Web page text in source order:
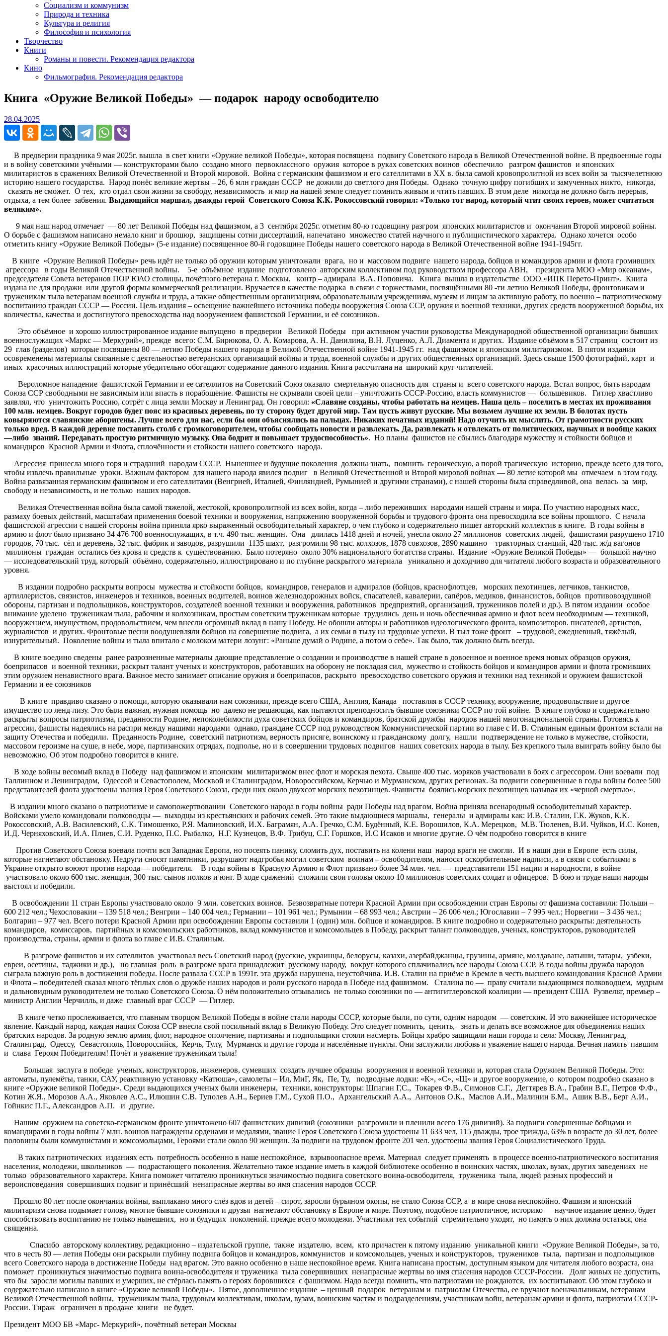
Социализм и коммунизм
Природа и техника
Культура и религия
Философия и психология
Творчество
Книги
Романы и повести. Рекомендация редактора
Кино
Фильмография. Рекомендация редактора
Книга «Оружие Великой Победы» — подарок народу освободителю
28.04.202528.04.2025
В предверии праздника 9 мая 2025г. вышла в свет книги «Оружие великой Победы», которая посвящена подвигу Советского народа в Великой Отечественной войне. В предвоенные годы
и в войну советскими учёными — конструкторами было создано много первоклассного оружия которое в руках советских воинов обеспечило разгром фашистов и японских
милитаристов в сражениях Великой Отечественной и Второй мировой. Война с германским фашизмом и его сателлитами в ХХ в. была самой кровопролитной из всех войн за тысячелетнюю
историю нашего государства. Народ понёс великие жертвы – 26, 6 млн граждан СССР не дожили до светлого дня Победы. Однако точную цифру погибших и замученных никто, никогда,
сказать не сможет. О тех, кто отдал свои жизни за свободу, независимость и мир на нашей земле следует помнить живым и чтить павших. В этом деле никогда не должно быть перерыв,
отдыха, а тем более забвения. Выдающийся маршал, дважды герой Советского Союза К.К. Рокоссовский говорил: «Только тот народ, который чтит своих героев, может считаться
великим».
9 мая наш народ отмечает — 80 лет Великой Победы над фашизмом, а 3 сентября 2025г. отметим 80-ю годовщину разгром японских милитаристов и окончания Второй мировой войны.
О борьбе с фашизмом написано немало книг и брошюр, защищены сотни диссертаций, напечатано множество статей научного и публицистического характера. Однако хочется особо
отметить книгу «Оружие Великой Победы» (5-е издание) посвященное 80-й годовщине Победы нашего советского народа в Великой Отечественной войне 1941-1945гг.
В книге «Оружие Великой Победы» речь идёт не только об оружии которым уничтожали врага, но и массовом подвиге нашего народа, бойцов и командиров армии и флота громивших
агрессора в годы Великой Отечественной войны. 5-е объёмное издание подготовлено авторским коллективом под руководством профессора АВН, президента МОО «Мир океанам»,
председателя Совета ветеранов ПОР ЮАО столицы, почётного ветерана г. Москвы, контр – адмирала В.А. Поповича. Книга вышла в издательстве ООО «ИПК Перето-Принт». Книга
издана не для продажи или другой формы коммерческой реализации. Вручается в качестве подарка в связи с торжествами, посвящёнными 80 -ти летию Великой Победы, фронтовикам и
труженикам тыла ветеранам военной службы и труда, а также общественным организациям, образовательным учреждениям, музеям и лицам за активную работу, по военно – патриотическому
воспитанию граждан СССР — России. Цель издания – освещение важнейшего источника победы вооружения Союза ССР, оружия и военной техники, других средств вооруженной борьбы, их
количества, качества и достигнутого превосходства над вооружением фашистской Германии, и её союзников.
Это объёмное и хорошо иллюстрированное издание выпущено в предверии Великой Победы при активном участии руководства Международной общественной организации бывших
военнослужащих «Маркс — Меркурий», прежде всего: С.М. Бирюкова, О. А. Комарова, А. Н. Данилина, В.Н. Луценко, А.Л. Диамента и других. Издание объёмом в 517 страниц состоит из
29 глав (разделов) которые посвящены 80 — летию Победы нашего народа в Великой Отечественной войне 1941-1945 гг. над фашизмом и японским милитаризмом. В пятом издании
осовременены материалы связанные с деятельностью ветеранских организаций войны и труда, военной службы и других общественных организаций. Здесь свыше 1500 фотографий, карт и
иных красочных иллюстраций которые убедительно обогащают содержание данного издания. Книга рассчитана на широкий круг читателей.
Вероломное нападение фашистской Германии и ее сателлитов на Советский Союз оказало смертельную опасность для страны и всего советского народа. Встал вопрос, быть народам
Союза ССР свободными не зависимым или впасть в порабощение. Фашисты не скрывали своей цели – уничтожить СССР-Россию, власть коммунистов — большевиков. Гитлер хвастливо
заявлял, что уничтожить Россию, сотрёт с лица земли Москву и Ленинград. Он говорил: «Славяне созданы, чтобы работать на немцев. Наша цель – поселить в местах их проживания
100 млн. немцев. Вокруг городов будет пояс из красивых деревень, по ту сторону будет другой мир. Там пусть живут русские. Мы возьмем лучшие их земли. В болотах пусть
ковыряются славянские аборигены. Лучше всего для нас, если бы они объяснялись на пальцах. Никаких печатных изданий! Надо отучить их мыслить. От грамотности русских
только вред. В каждой деревне поставить столб с громкоговорителем, чтобы сообщать новости и развлекать. Да, развлекать и отвлекать от политических, научных и вообще каких
—либо знаний. Передавать простую ритмичную музыку. Она бодрит и повышает трудоспособность». Но планы фашистов не сбылись благодаря мужеству и стойкости бойцов и
командиров Красной Армии и Флота, сплочённости и стойкости нашего советского народа.
Агрессия принесла много горя и страданий народам СССР. Нынешнее и будущие поколения должны знать, помнить героическую, а порой трагическую историю, прежде всего для того,
чтобы извлечь правильные уроки. Важным фактором для нашего народа явился подвиг в Великой Отечественной и Второй мировой войнах — 80 летие которой мы отмечаем в этом году.
Война развязанная германским фашизмом и его сателлитами (Венгрией, Италией, Финляндией, Румынией и другими странами), с нашей стороны была справедливой, она велась за мир,
свободу и независимость, и не только наших народов.
Великая Отечественная война была самой тяжелой, жестокой, кровопролитной из всех войн, когда – либо переживших народами нашей страны и мира. По участию народных масс,
размаху боевых действий, масштабам применения боевой техники и вооружения, напряжению вооруженной борьбы и трудового фронта она превосходила все войны прошлого. С начала
фашистской агрессии с нашей стороны война приняла ярко выраженный освободительный характер, о чем глубоко и содержательно пишет авторский коллектив в книге. В годы войны в
армию и флот было призвано 34 476 700 военнослужащих, в т.ч. 490 тыс. женщин. Она длилась 1418 дней и ночей, унесла около 27 миллионов советских людей, фашистами разрушено 1710
городов, 70 тыс. сёл и деревень, 32 тыс. фабрик и заводов, разрушили 1135 шахт, разгромили 98 тыс. колхозов, 1878 совхозов, 2890 машино – тракторных станций, 428 тыс. ж/д вагонов
миллионы граждан остались без крова и средств к существованию. Было потеряно около 30% национального богатства страны. Издание «Оружие Великой Победы» — большой научно
— исследовательский труд, который объёмно, содержательно, иллюстрировано и по глубине раскрытого материала уникально и доходчиво для читателя любого возраста и образовательного
уровня.
В издании подробно раскрыты вопросы мужества и стойкости бойцов, командиров, генералов и адмиралов (бойцов, краснофлотцев, морских пехотинцев, летчиков, танкистов,
артиллеристов, связистов, инженеров и техников, военных водителей, воинов железнодорожных войск, спасателей, кавалерии, сапёров, медиков, финансистов, бойцов противовоздушной
обороны, партизан и подпольщиков, конструкторов, создателей военной техники и вооружения, работников предприятий, организаций, тружеников полей и др.). В пятом издании особое
внимание уделено труженикам тыла, рабочим и колхозникам, простым советским труженикам которые трудились день и ночь обеспечивая армию и флот всем необходимым — техникой,
вооружением, имуществом, продовольствием, чем внесли огромный вклад в нашу Победу. Не обошли авторы и работников идеологического фронта, композиторов. писателей, артистов,
журналистов и других. Фронтовые песни воодушевляли бойцов на совершение подвига, а их семьи в тылу на трудовые успехи. В тыл тоже фронт – трудовой, ежедневный, тяжёлый,
изнурительный. Поколение войны и тыла впитало с молоком матери лозунг: «Раньше думай о Родине, а потом о себе». Так было, так должно быть всегда.
В книге воедино сведены ранее разрозненные материалы дающие представление о создании и производстве в нашей стране в довоенное и военное время новых образцов оружия,
боеприпасов и военной техники, раскрыт талант ученых и конструкторов, работавших на оборону не покладая сил, мужество и стойкость бойцов и командиров армии и флота громивших
этим оружием ненавистного врага. Важное место занимает описание оружия и боеприпасов, раскрыто превосходство советского оружия и техники над техникой и оружием фашистской
Германии и ее союзников
В книге правдиво сказано о помощи, которую оказывали нам союзники, прежде всего США, Англия, Канада поставляя в СССР технику, вооружение, продовольствие и другое
имущество по ленд-лизу. Это была важная, нужная помощь но далеко не решающая, как пытаются преподносить бывшие союзники СССР по той войне. В книге глубоко и содержательно
раскрыты вопросы патриотизма, преданности Родине, непоколебимости духа советских бойцов и командиров, братской дружбы народов нашей многонациональной страны. Готовясь к
агрессии, фашисты надеялись на распри между нашими народами однако, граждане СССР под руководством Коммунистической партии во главе с И. В. Сталиным единым фронтом встали на
защиту Отечества и победили. Преданность Родине, советский патриотизм, верность присяге, воинскому и гражданскому долгу, нашли подтверждение не только в мужестве, стойкости,
массовом героизме на суше, в небе, море, партизанских отрядах, подполье, но и в совершении трудовых подвигов наших советских народа в тылу. Без крепкого тыла выиграть войну было бы
невозможно. Об этом подробно говорится в книге.
В ходе войны весомый вклад в Победу над фашизмом и японским милитаризмом внес флот и морская пехота. Свыше 400 тыс. моряков участвовали в боях с агрессором. Они воевали под
Таллинном и Ленинградом, Одессой и Севастополем, Москвой и Сталинградом, Новороссийском, Керчью и Мурманском, других регионах. За подвиги совершенные в годы войны более 500
представителей флота удостоены звания Героя Советского Союза, среди них около двухсот морских пехотинцев. Фашисты боялись морских пехотинцев называя их «черной смертью».
В издании много сказано о патриотизме и самопожертвовании Советского народа в годы войны ради Победы над врагом. Война приняла всенародный освободительный характер.
Войсками умело командовали полководцы — выходцы из крестьянских и рабочих семей. Это такие выдающиеся маршалы, генералы и адмиралы как: И.В. Сталин, Г.К. Жуков, К.К.
Рокоссовский, А.В. Василевский, С.К. Тимошенко, Р.Я. Малиновский, И.Х. Баграмян, А.А. Гречко, С.М. Будённый, К.Е. Ворошилов, К.А. Мерецков, М.В. Тюленев, В.И. Чуйков, И.С. Конев,
И.Д. Черняховский, И.А. Плиев, С.И. Руденко, П.С. Рыбалко, Н.Г. Кузнецов, В.Ф. Трибуц, С.Г. Горшков, И.С Исаков и многие другие. О чём подробно говорится в книге
Против Советского Союза воевала почти вся Западная Европа, но посеять панику, сломить дух, поставить на колени наш народ враги не смогли. И в наши дни в Европе есть силы,
которые нагнетают обстановку. Недруги сносят памятники, разрушают надгробья могил советским воинам – освободителям, наносят оскорбительные надписи, а в связи с событиями в
Украине открыто воюют против народа — победителя. В годы войны в Красную Армию и Флот призвано более 34 млн. чел. — представители 151 нации и народности, в войне
участвовало около 600 тыс. женщин, 300 тыс. сынов полков и юнг. В ходе сражений сложили свои головы около 10 миллионов советских солдат и офицеров. В бою и труде наши народы
выстоял и победили.
В освобождении 11 стран Европы участвовало около 9 млн. советских воинов. Безвозвратные потери Красной Армии при освобождении стран Европы от фашизма составили: Польши –
600 212 чел.; Чехословакии – 139 518 чел.; Венгрии – 140 004 чел.; Германии – 101 961 чел.; Румынии – 68 993 чел.; Австрии – 26 006 чел.; Югославии – 7 995 чел.; Норвегии – 3 436 чел.;
Болгарии – 977 чел. Всего потери Красной Армии при освобождении Европы составили 1 (один) млн. бойцов и командиров. В книге подробно и содержательно раскрыты: деятельность
командиров, комиссаров, партийных и комсомольских работников, вклад коммунистов и комсомольцев в Победу, раскрыт талант полководцев, ученых, конструкторов, руководителей
производства, страны, армии и флота во главе с И.В. Сталиным.
В разгроме фашистов и их сателлитов участвовал весь Советский народ (русские, украинцы, белорусы, казахи, азербайджанцы, грузины, армяне, молдаване, латыши, татары, узбеки,
евреи, осетины, таджики и др.), но главная роль в разгроме врага принадлежит русскому народу, вокруг которого сплачивались все народы Союза ССР. В годы войны дружба народов
сыграла важную роль в достижении победы. После развала СССР в 1991г. эта дружба нарушена, неустойчива. И.В. Сталин на приёме в Кремле в честь высшего командования Красной Армии
и Флота – победителей сказал много тёплых слов о дружбе наших народов и роли русского народа в Победе над фашизмом. Сталина по — праву считали выдающимся полководцем, мудрым
и дальновидным руководителем не только Советского Союза. О нём положительно отзывались не только союзники по — антигитлеровской коалиции — президент США Рузвельт, премьер –
министр Англии Черчилль, и даже главный враг СССР — Гитлер.
В книге четко прослеживается, что главным творцом Великой Победы в войне стали народы СССР, которые были, по сути, одним народом — советским. И это важнейшее историческое
явление. Каждый народ, каждая нация Союза ССР внесла свой посильный вклад в Великую Победу. Это следует помнить, ценить, знать и делать все возможное для объединения наших
братских народов. За родную землю армия, флот, народное ополчение, партизаны и подпольщики стояли насмерть. Бойцы храбро защищали наши города и села: Москву, Ленинград,
Сталинград, Одессу, Севастополь, Новороссийск, Керчь, Тулу, Мурманск и другие города и населённые пункты. Они заслужили любовь и уважение нашего народа. Вечная память павшим
и слава Героям Победителям! Почёт и уважение труженикам тыла!
Большая заслуга в победе ученых, конструкторов, инженеров, сумевших создать лучшее образцы вооружения и военной техники и, которая стала Оружием Великой Победы. Это:
автоматы, пулемёты, танки, САУ, реактивную установку «Катюша», самолеты – Ил, МиГ, Як, Пе, Ту, подводные лодки: «К», «С», «Щ» и другое вооружение, о котором подробно сказано в
книге «Оружие великой Победы». Среди выдающихся ученых были инженеры, техники, конструкторы: Шпагин Г,С., Токарев Ф.В., Симонов С.Г., Дегтярев В.А., Грабин В.Г., Петров Ф.Ф.,
Котин Ж.Я., Морозов А.А., Яковлев А.С., Илюшин С.В. Туполев А.Н., Бериев Г.М., Сухой П.О., Архангельский А.А., Антонов О.К., Маслов А.И., Малинин Б.М., Ашик В.В., Берг А.И.,
Гойнкис П.Г., Александров А.П. и другие.
Нашим оружием на советско-германском фронте уничтожено 607 фашистских дивизий (союзники разгромили и пленили всего 176 дивизий). За подвиги совершенные бойцами и
командирами в годы войны 7 млн. воинов награждены орденами и медалями, звание Героя Советского Союза удостоены 11 633 чел, 115 дважды, трое трижды, 63% в возрасте до 30 лет, более
половины были коммунистами и комсомольцами, Героями стали около 90 женщин. За подвиги на трудовом фронте 201 чел. удостоены звания Героя Социалистического Труда.
В таких патриотических изданиях есть потребность особенно в наше неспокойное, взрывоопасное время. Материал следует применять в процессе военно-патриотического воспитания
населения, молодежи, школьников — подрастающего поколения. Желательно такое издание иметь в каждой библиотеке особенно в воинских частях, школах, вузах, других заведениях не
только образовательного характера. Книга поможет читателю проникнуться значимостью подвига советского воина-освободителя, труженика тыла, людей разных профессий и
вероисповедания совершивших подвиг и принёсший ненапрасные жертвы во имя спасения народов СССР.
Прошло 80 лет после окончания войны, выплакано много слёз вдов и детей – сирот, заросли бурьяном окопы, не стало Союза ССР, а в мире снова неспокойно. Фашизм и японский
милитаризм снова подымает голову, многие бывшие союзники и друзья нагнетают обстановку в Европе и мире. Поэтому, подобное патриотичное, историко — научное издание ценно, будет
способствовать воспитанию не только нынешних, но и будущих поколений. прежде всего молодежи. Участники тех событий стремительно уходят, но память о них должна остаться, она
священна.
Спасибо авторскому коллективу, редакционно – издательской группе, также издателю, всем, кто причастен к пятому изданию уникальной книги «Оружие Великой Победы», за то,
что в честь 80 — летия Победы они раскрыли глубину подвига бойцов и командиров, коммунистов и комсомольцев, ученых и конструкторов, тружеников тыла, партизан и подпольщиков
всего Советского народа в достижение Победы над врагом. Это важно особенно в наше неспокойное время. Книга написана простым, доступным языком для читателя любого возраста, она
поможет проникнуться значимостью подвига воина-освободителя и труженика тыла совершивших ненапрасные жертвы во имя спасения народов СССР-России. Долг живых не допустить,
что бы заросли могилы павших и умерших, не стёрлась память о героях боровшихся с фашизмом. Надо всегда помнить, что патриотами не рождаются, их воспитывают. Об этом глубоко и
содержательно написано в книге «Оружие великой Победы». Пятое, дополненное издание – ценный подарок ветеранам и патриотам Отечества, ее вручают военачальникам, ветеранам
Великой Отечественной войны, труженикам тыла, трудовым коллективам, школам, вузам, воинским частям и подразделениям, участникам войн, ветеранам армии и флота, патриотам СССР-
России. Тираж ограничен в продаже книги не будет.
Президент МОО БВ «Марс- Меркурий», почётный ветеран Москвы